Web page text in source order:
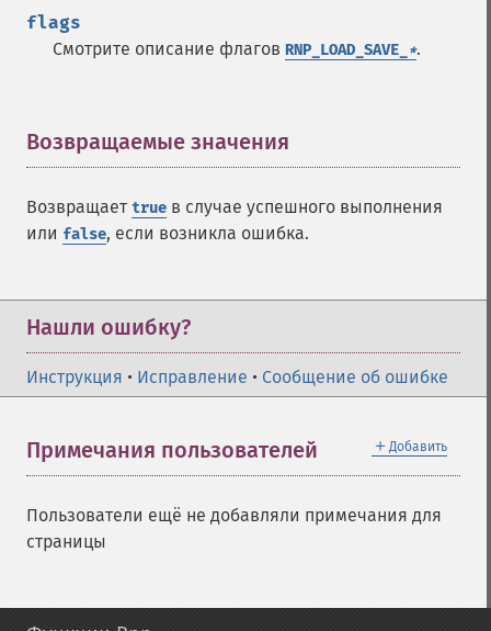
flags
Смотрите описание флагов RNP_LOAD_SAVE_ *.
Возвращаемые значения
Возвращает true в случае успешного выполнения
или false, если возникла ошибка.
Нашли ошибку?
Инструкция • Исправление • Сообщение об ошибке
＋ Добавить
Примечания пользователей
Пользователи ещё не добавляли примечания для
страницы